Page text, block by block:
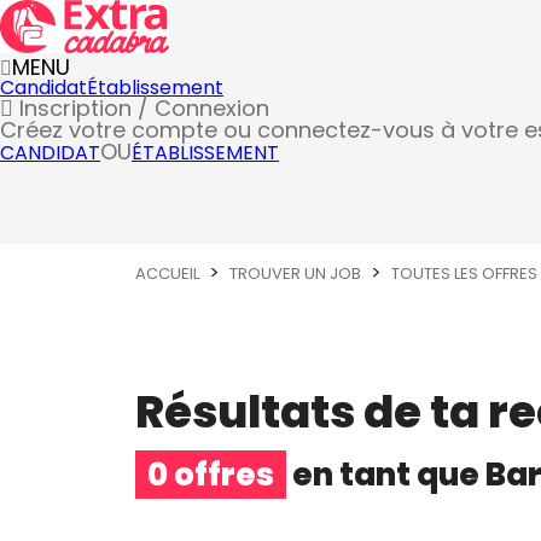
MENU
CandidatÉtablissement
Inscription / Connexion
Créez votre compte ou connectez-vous à votre
CANDIDATOUÉTABLISSEMENT
ACCUEIL TROUVER UN JOB TOUTES LES OFFRES
Résultats de ta
0 offres en tant que